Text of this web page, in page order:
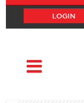
LOGIN